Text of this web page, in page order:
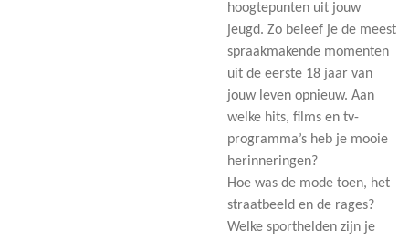
hoogtepunten uit jouw
jeugd. Zo beleef je de meest
spraakmakende momenten
uit de eerste 18 jaar van
jouw leven opnieuw. Aan
welke hits, films en tv-
programma’s heb je mooie
herinneringen?
Hoe was de mode toen, het
straatbeeld en de rages?
Welke sporthelden zijn je